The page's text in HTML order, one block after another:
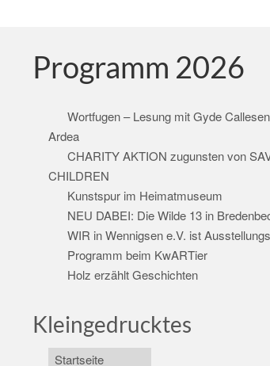
Programm 2026
Wortfugen – Lesung mit Gyde
Ardea
CHARITY AKTION zugunsten von
CHILDREN
Kunstspur im Heimatmuseum
NEU DABEI: Die Wilde 13 in
WIR in Wennigsen e.V. ist
Programm beim KwARTier
Holz erzählt Geschichten
Kleingedrucktes
Startseite